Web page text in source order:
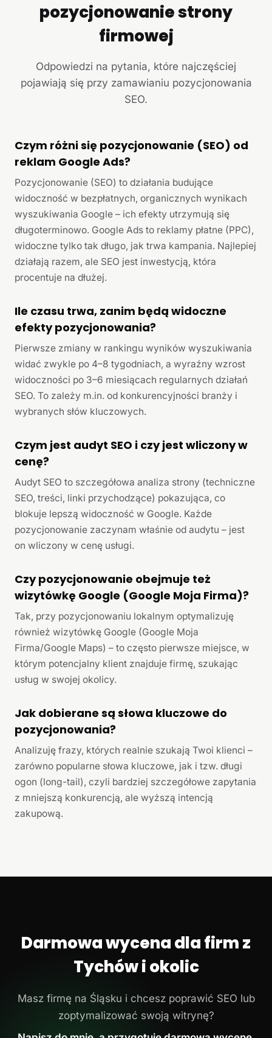
pozycjonowanie strony
firmowej
Odpowiedzi na pytania, które najczęściej
pojawiają się przy zamawianiu pozycjonowania
SEO.
Czym różni się pozycjonowanie (SEO) od
reklam Google Ads?
Pozycjonowanie (SEO) to działania budujące
widoczność w bezpłatnych, organicznych wynikach
wyszukiwania Google – ich efekty utrzymują się
długoterminowo. Google Ads to reklamy płatne (PPC),
widoczne tylko tak długo, jak trwa kampania. Najlepiej
działają razem, ale SEO jest inwestycją, która
procentuje na dłużej.
Ile czasu trwa, zanim będą widoczne
efekty pozycjonowania?
Pierwsze zmiany w rankingu wyników wyszukiwania
widać zwykle po 4–8 tygodniach, a wyraźny wzrost
widoczności po 3–6 miesiącach regularnych działań
SEO. To zależy m.in. od konkurencyjności branży i
wybranych słów kluczowych.
Czym jest audyt SEO i czy jest wliczony w
cenę?
Audyt SEO to szczegółowa analiza strony (techniczne
SEO, treści, linki przychodzące) pokazująca, co
blokuje lepszą widoczność w Google. Każde
pozycjonowanie zaczynam właśnie od audytu – jest
on wliczony w cenę usługi.
Czy pozycjonowanie obejmuje też
wizytówkę Google (Google Moja Firma)?
Tak, przy pozycjonowaniu lokalnym optymalizuję
również wizytówkę Google (Google Moja
Firma/Google Maps) – to często pierwsze miejsce, w
którym potencjalny klient znajduje firmę, szukając
usług w swojej okolicy.
Jak dobierane są słowa kluczowe do
pozycjonowania?
Analizuję frazy, których realnie szukają Twoi klienci –
zarówno popularne słowa kluczowe, jak i tzw. długi
ogon (long-tail), czyli bardziej szczegółowe zapytania
z mniejszą konkurencją, ale wyższą intencją
zakupową.
Darmowa wycena dla firm z
Tychów i okolic
Masz firmę na Śląsku i chcesz poprawić SEO lub
zoptymalizować swoją witrynę?